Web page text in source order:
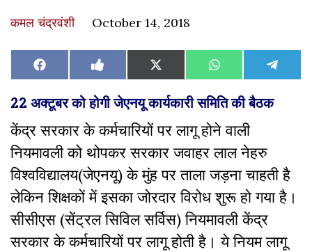
कमल चंद्रवंशी October 14, 2018
Share
on
Facebook Share
on
Like
on
Facebook
Share
on
X
(Twitter)
Share
on
WhatsAppShare
on
22 अक्टूबर को होगी जेएनयू कार्यकारी समिति की बैठक
केंद्र सरकार के कर्मचारियों पर लागू होने वाली
नियमावली को थोपकर सरकार जवाहर लाल नेहरु
विश्वविद्यालय(जेएनयू) के मुंह पर ताला जड़ना चाहती है
लेकिन शिक्षकों में इसका जोरदार विरोध शुरू हो गया है।
सीसीएस (सेंट्रल सिविल सर्विस) नियमावली केंद्र
सरकार के कर्मचारियों पर लागू होती है। ये नियम लागू